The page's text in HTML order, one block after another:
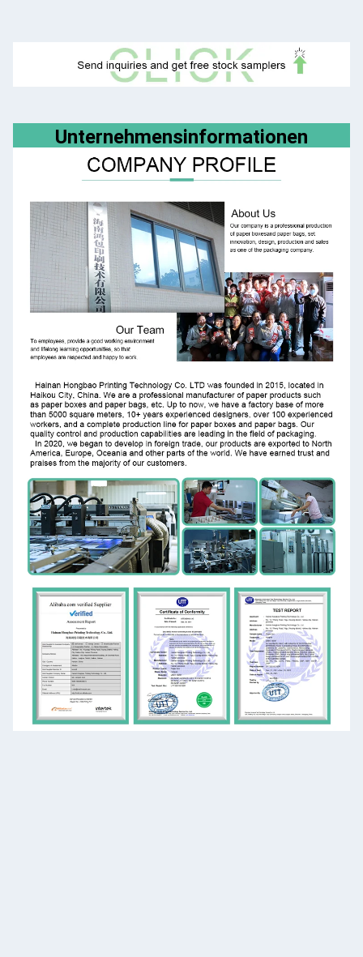
Unternehmensinformationen